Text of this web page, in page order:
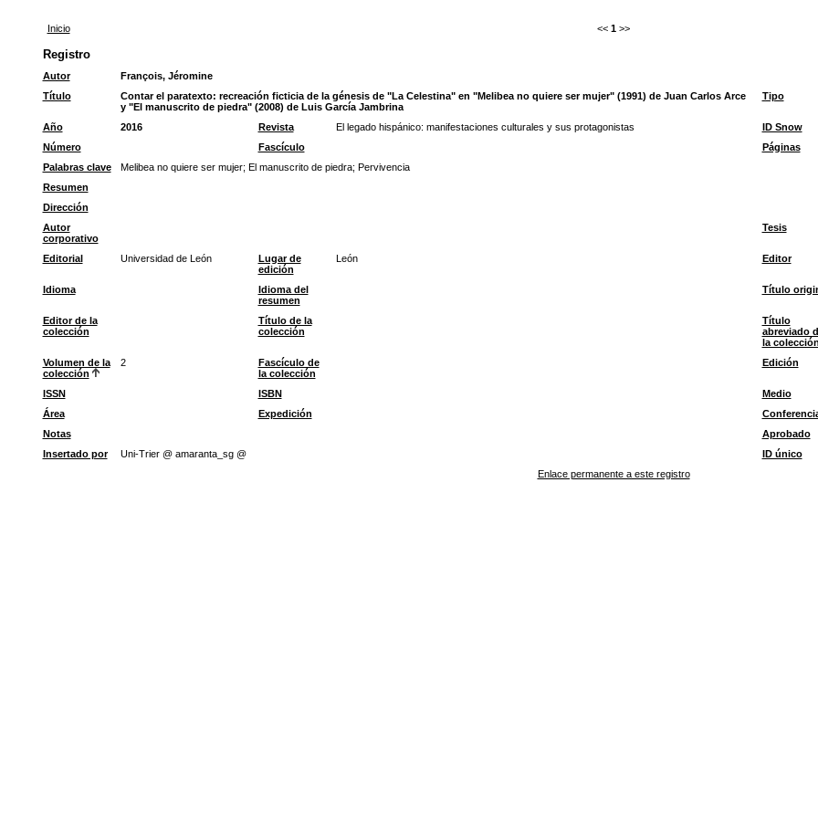
Inicio << 1 >>
Registro
Autor
François, Jéromine
Título
Contar el paratexto: recreación ficticia de la génesis de "La Celestina" en "Melibea no quiere ser mujer" (1991) de Juan Carlos Arce
y "El manuscrito de piedra" (2008) de Luis García Jambrina
Tipo
Año 2016 Revista El legado hispánico: manifestaciones culturales y sus protagonistas ID Snow
Número
Fascículo Páginas
Palabras clave
Melibea no quiere ser mujer; El manuscrito de piedra; Pervivencia
Resumen
Dirección
Autor
corporativo
Tesis
Editorial Universidad de León
Lugar de
edición
León Editor
Idioma
Idioma del
resumen
Título
Editor de la
colección
Título de la
colección
Título
abreviado
la colección
Volumen de la
colección
2
Fascículo de
la colección
Edición
ISSN ISBN
Medio
Área
Expedición
Notas
Aprobado
Insertado por
Uni-Trier @ amaranta_sg @ ID único
Enlace permanente a este registro